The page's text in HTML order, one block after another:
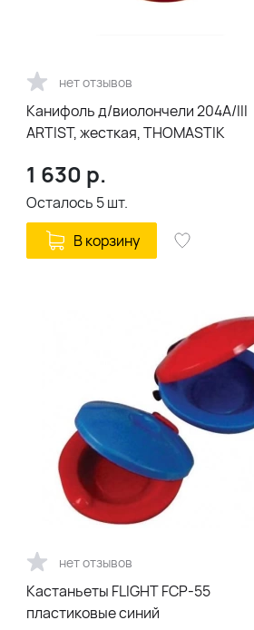
нет отзывов
Канифоль д/виолончели 204A/III
ARTIST, жесткая, THOMASTIK
1 630 р.
Осталось 5шт.
В корзину
нет отзывов
Кастаньеты FLIGHT FCP-55
пластиковые синий